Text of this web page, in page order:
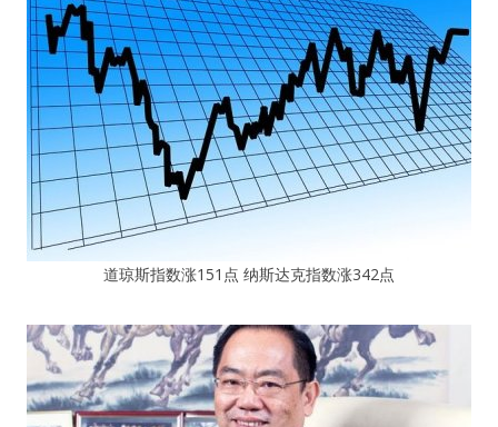
道琼斯指数涨151点 纳斯达克指数涨342点